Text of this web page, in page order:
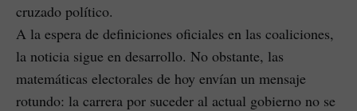
cruzado político.
A la espera de definiciones oficiales en las coaliciones,
la noticia sigue en desarrollo. No obstante, las
matemáticas electorales de hoy envían un mensaje
rotundo: la carrera por suceder al actual gobierno no se